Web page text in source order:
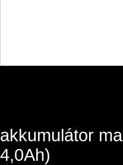
akkumulátor
4,0Ah)